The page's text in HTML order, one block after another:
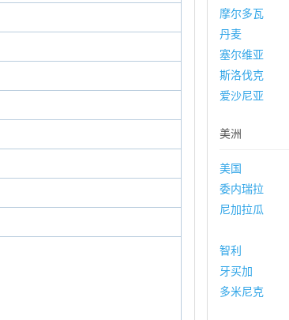
摩尔多瓦
丹麦
塞尔维亚
斯洛伐克
爱沙尼亚
美洲
美国
委内瑞拉
尼加拉瓜
智利
牙买加
多米尼克